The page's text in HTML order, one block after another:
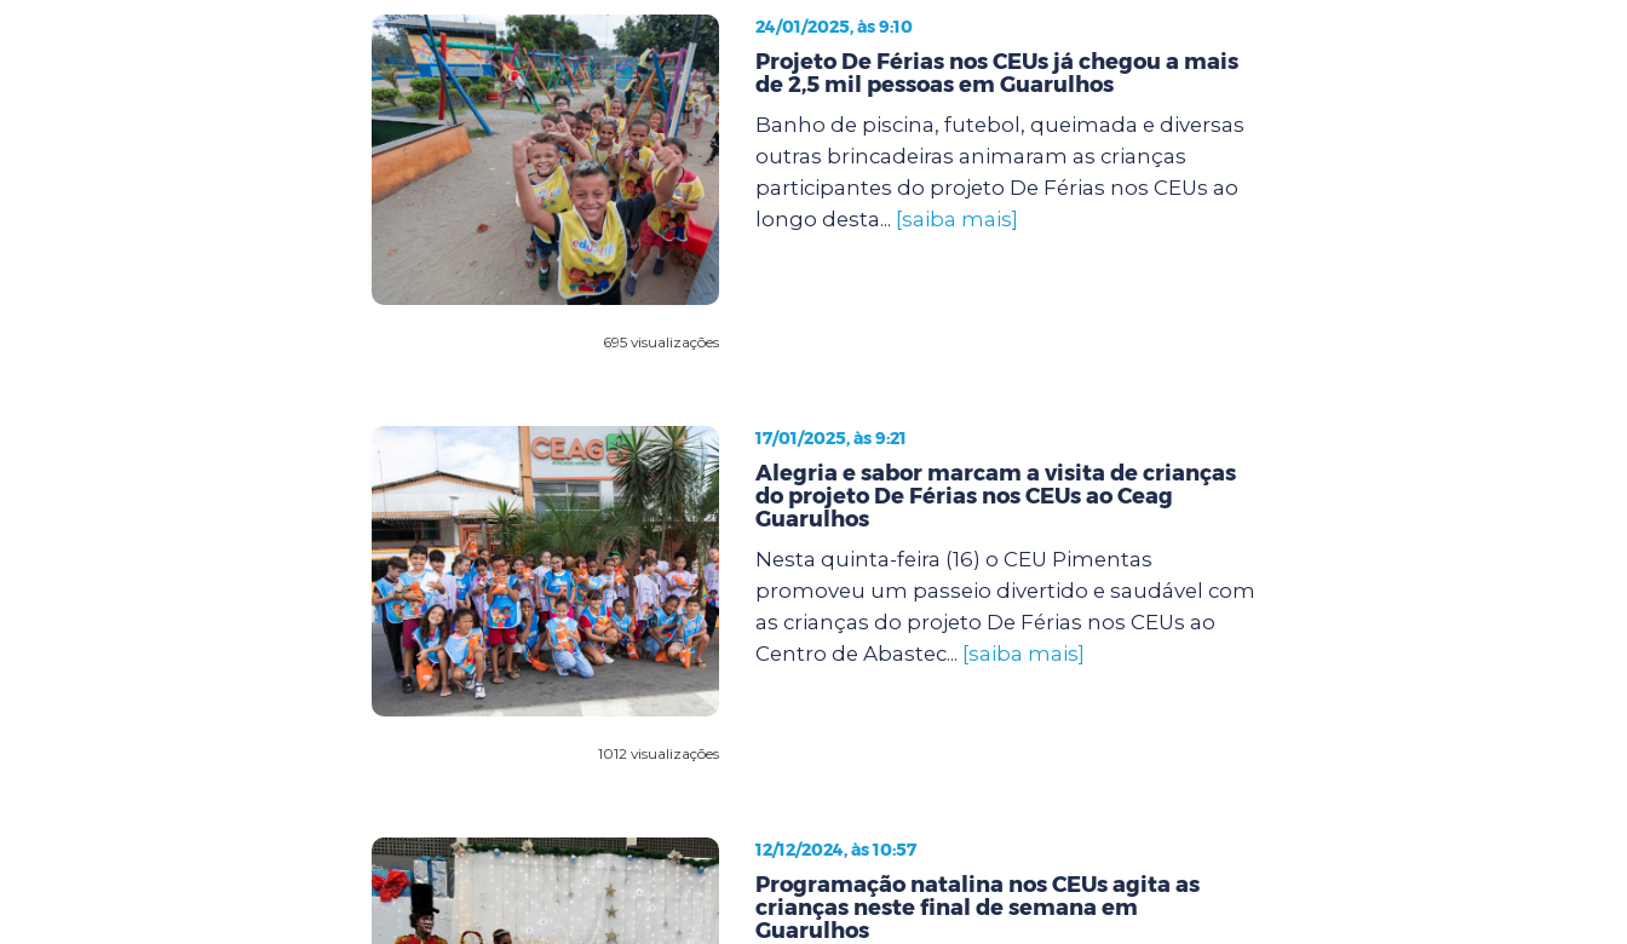
695 visualizações
24/01/2025, às 9:10
Projeto De Férias nos CEUs já chegou a mais
de 2,5 mil pessoas em Guarulhos
Banho de piscina, futebol, queimada e diversas
outras brincadeiras animaram as crianças
participantes do projeto De Férias nos CEUs ao
longo desta... [saiba mais]
1012 visualizações
17/01/2025, às 9:21
Alegria e sabor marcam a visita de crianças
do projeto De Férias nos CEUs ao Ceag
Guarulhos
Nesta quinta-feira (16) o CEU Pimentas
promoveu um passeio divertido e saudável com
as crianças do projeto De Férias nos CEUs ao
Centro de Abastec... [saiba mais]
12/12/2024, às 10:57
Programação natalina nos CEUs agita as
crianças neste final de semana em
Guarulhos